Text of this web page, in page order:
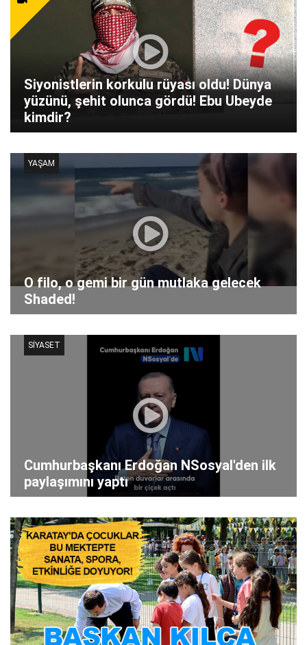
Siyonistlerin korkulu rüyası oldu! Dünya
yüzünü, şehit olunca gördü! Ebu Ubeyde
kimdir?
O filo, o gemi bir gün mutlaka gelecek
Shaded!
YAŞAM
Cumhurbaşkanı Erdoğan NSosyal'den ilk
paylaşımını yaptı
SİYASET